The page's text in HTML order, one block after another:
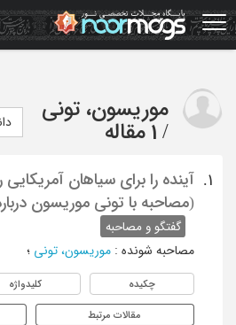
Skip
to
main
موریسون، تونی
/ 1 مقاله
1.
آینده را برای سیاهان
(مصاحبه با تونی موریسون
گفتگو و مصاحبه
مصاحبه شونده : موریسون، تونی ؛
چکیده کلیدواژه
مقالات مرتبط